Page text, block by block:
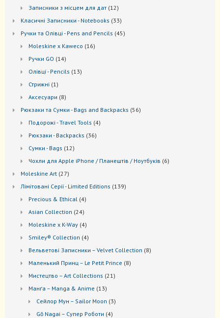
Записники з місцем для дат 1212
Kласичні Записники - Notebooks 3333
Ручки та Олівці - Pens and Pencils 4545
Moleskine x Kaweco 1616
Ручки GO 1414
Oлівці - Pencils 1313
Стрижні 1 1
Аксесуари 88
Рюкзаки та Cумки - Bags and Backpacks 5656
Подорожі - Travel Tools 44
Рюкзаки - Backpacks 3636
Сумки - Bags 1212
Чохли для Apple iPhone / Планештів / Ноутбуків 66
Moleskine Art 2727
Лiмiтовані Серії - Limited Editions 139139
Precious & Ethical 44
Asian Collection 2424
Moleskine x K-Way 44
Smiley® Collection 44
Вельветові Записники – Velvet Collection 88
Маленький Принц – Le Petit Prince 88
Мистецтво – Art Collections 21 21
Манґа – Manga & Anime 1313
Сейлор Мун – Sailor Moon 33
Gō Nagai – Супер Роботи 44